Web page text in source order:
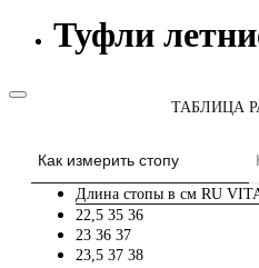
Туфли
ТАБЛИЦА
Как измерить стопу
Длина стопы в см RU
22,5 35 36
23 36 37
23,5 37 38